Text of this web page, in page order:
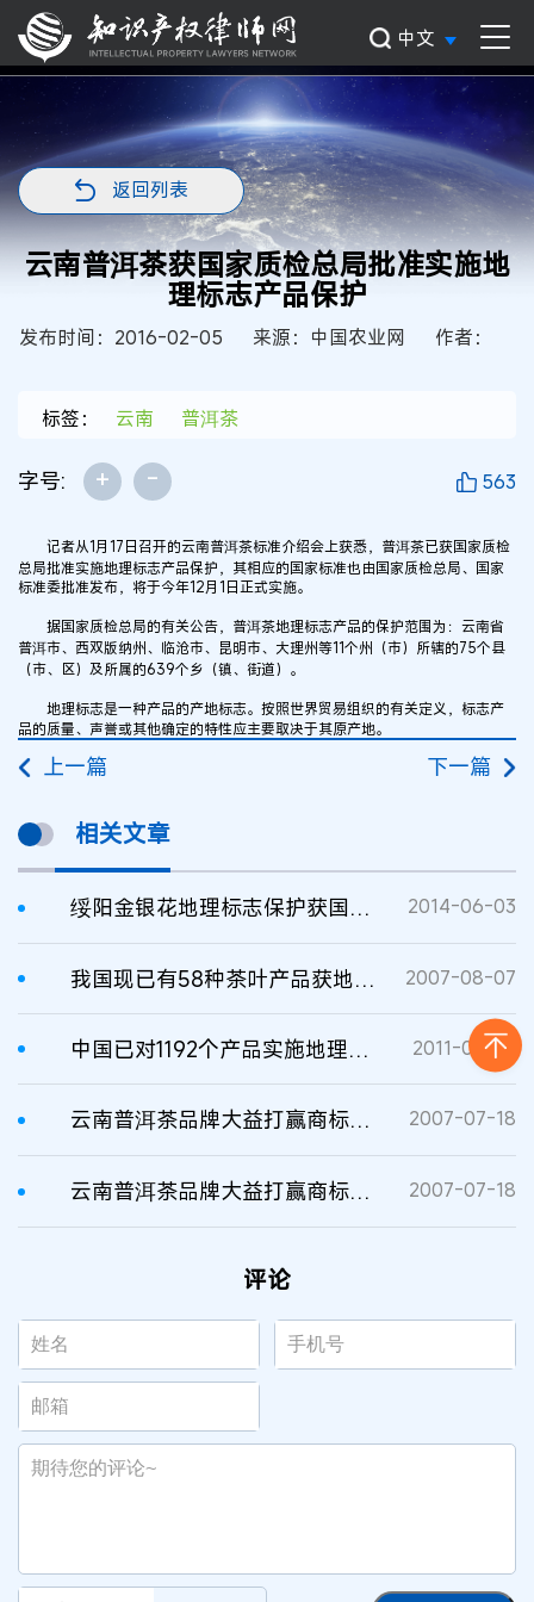
中文
返回列表
云南普洱茶获国家质检总局批准实施地
理标志产品保护
发布时间：2016-02-05 来源：中国农业网 作者：
标签： 云南 普洱茶
字号: + - 563
记者从1月17日召开的云南普洱茶标准介绍会上获悉，普洱茶已获国家质检
总局批准实施地理标志产品保护，其相应的国家标准也由国家质检总局、国家
标准委批准发布，将于今年12月1日正式实施。
据国家质检总局的有关公告，普洱茶地理标志产品的保护范围为：云南省
普洱市、西双版纳州、临沧市、昆明市、大理州等11个州（市）所辖的75个县
（市、区）及所属的639个乡（镇、街道）。
地理标志是一种产品的产地标志。按照世界贸易组织的有关定义，标志产
品的质量、声誉或其他确定的特性应主要取决于其原产地。
上一篇 下一篇
相关文章
绥阳金银花地理标志保护获国家质检总局核准 2014-06-03
我国现已有58种茶叶产品获地理标志产品保护 2007-08-07
中国已对1192个产品实施地理标志保护 2011-06-23
云南普洱茶品牌大益打赢商标保卫战 2007-07-18
云南普洱茶品牌大益打赢商标保卫战 2007-07-18
评论